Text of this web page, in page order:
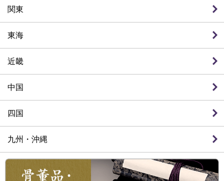
関東
東海
近畿
中国
四国
九州・沖縄